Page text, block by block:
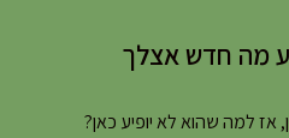
מה חדש אצלך
אז למה שהוא לא יופיע כאן?